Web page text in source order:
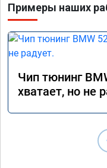
Примеры наших
Чип тюнинг
хватает, но не